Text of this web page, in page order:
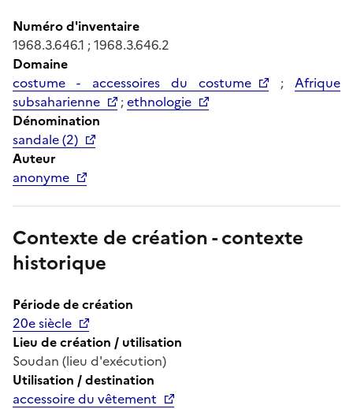
Numéro d'inventaire
1968.3.646.1 ; 1968.3.646.2
Domaine
costume - accessoires du costume
;Afrique
subsaharienne
;ethnologie
Dénomination
sandale (2)
Auteur
anonyme
Contexte de création - contexte
historique
Période de création
20e siècle
Lieu de création / utilisation
Soudan (lieu d'exécution)
Utilisation / destination
accessoire du vêtement